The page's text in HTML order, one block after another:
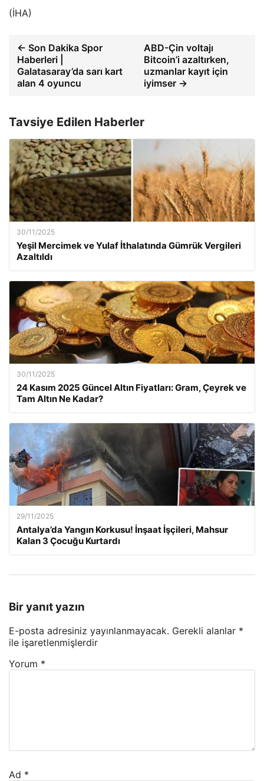
(İHA)
← Son Dakika Spor
Haberleri |
Galatasaray’da sarı kart
alan 4 oyuncu
ABD-Çin voltajı
Bitcoin’i azaltırken,
uzmanlar kayıt için
iyimser →
Tavsiye Edilen Haberler
30/11/2025
Yeşil Mercimek ve Yulaf İthalatında Gümrük Vergileri
Azaltıldı
30/11/2025
24 Kasım 2025 Güncel Altın Fiyatları: Gram, Çeyrek ve
Tam Altın Ne Kadar?
29/11/2025
Antalya’da Yangın Korkusu! İnşaat İşçileri, Mahsur
Kalan 3 Çocuğu Kurtardı
Bir yanıt yazın
E-posta adresiniz yayınlanmayacak. Gerekli alanlar *
ile işaretlenmişlerdir
Yorum *
Ad *